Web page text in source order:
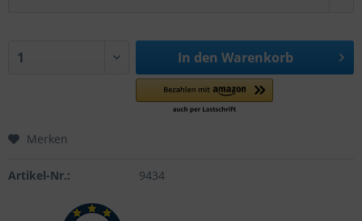
In den Warenkorb
Merken
Artikel-Nr.: 9434